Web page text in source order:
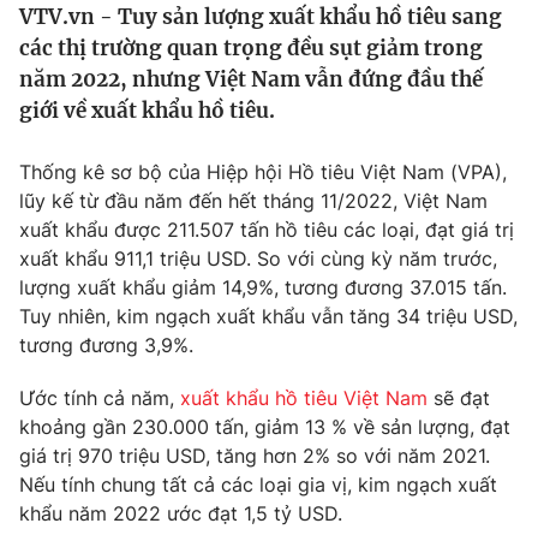
Thế giới
Tin tức
Thế giới đó đây
Câu chuyện quốc tế
Tài chính
Thị trường
Góc doanh nghiệp
Dữ liệu và đời sống
Truyền hình
Phim VTV
Nhân vật
Khán giả
Giải sao mai
Giải trí
Điện ảnh
Âm nhạc
Sao
Đời sống
Du lịch
Làm đẹp
Giáo dục
VTV.vn - Tuy sản lượng xuất khẩu hồ tiêu sang
các thị trường quan trọng đều sụt giảm trong
năm 2022, nhưng Việt Nam vẫn đứng đầu thế
giới về xuất khẩu hồ tiêu.
Thống kê sơ bộ của Hiệp hội Hồ tiêu Việt Nam (VPA),
lũy kế từ đầu năm đến hết tháng 11/2022, Việt Nam
xuất khẩu được 211.507 tấn hồ tiêu các loại, đạt giá trị
xuất khẩu 911,1 triệu USD. So với cùng kỳ năm trước,
lượng xuất khẩu giảm 14,9%, tương đương 37.015 tấn.
Tuy nhiên, kim ngạch xuất khẩu vẫn tăng 34 triệu USD,
tương đương 3,9%.
Ước tính cả năm, xuất khẩu hồ tiêu Việt Nam sẽ đạt
khoảng gần 230.000 tấn, giảm 13 % về sản lượng, đạt
giá trị 970 triệu USD, tăng hơn 2% so với năm 2021.
Nếu tính chung tất cả các loại gia vị, kim ngạch xuất
khẩu năm 2022 ước đạt 1,5 tỷ USD.